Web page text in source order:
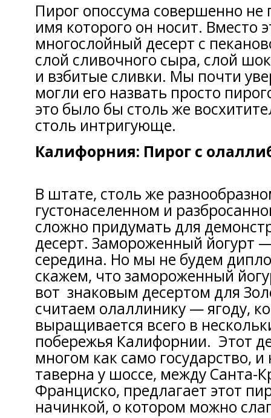
Пирог опоссума совершенно не
имя которого он носит. Вместо
многослойный десерт с
слой сливочного сыра, слой
и взбитые сливки. Мы почти
могли его назвать просто
это было бы столь же
столь интригующе.
Калифорния: Пирог с
В штате, столь же
густонаселенном и
сложно придумать для
десерт. Замороженный йогурт
середина. Но мы не будем
скажем, что замороженный
вот знаковым десертом для
считаем олаллинику — ягоду,
выращивается всего в
побережья Калифорнии. Этот
многом как само государство,
таверна у шоссе, между Санта-
Франциско, предлагает этот
начинкой, о котором можно